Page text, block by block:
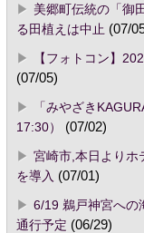
美郷町伝統の「御
る田植えは中止 (07/
【フォトコン】
(07/05)
「みやざき
17:30）
(07/02)
宮崎市,本日よりホ
を導入 (07/01)
6/19 鵜戸神宮へ
通行予定 (06/29)